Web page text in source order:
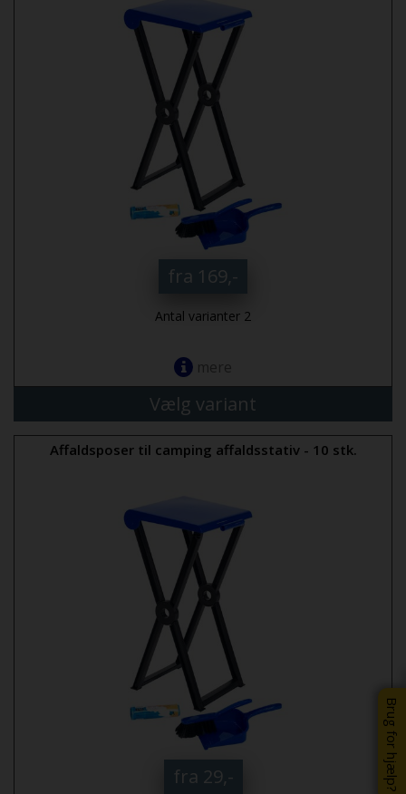
Brug for hjælp?
fra 169,-
Antal varianter 2
mere
Vælg variant
Affaldsposer til camping affaldsstativ - 10 stk.
fra 29,-